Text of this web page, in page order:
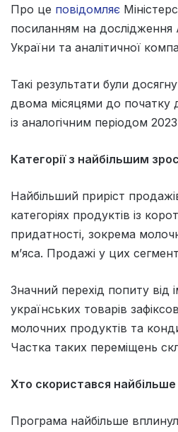
Про це повідомляє
посиланням на дослідження
України та аналітичної
Такі результати були
двома місяцями до початку
із аналогічним періодом
Категорії з найбільшим
Найбільший приріст
категоріях продуктів із
придатності, зокрема
м’яса. Продажі у цих
Значний перехід попиту від
українських товарів
молочних продуктів та
Частка таких переміщень
Хто скористався найбільше
Програма найбільше